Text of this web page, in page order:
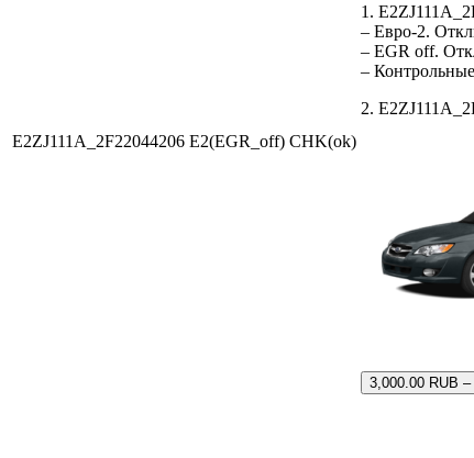
E2ZJ111A_2F22044206 E2(EGR_off) CHK(ok)
1.
– Евро-2.
– EGR off.
–
2.
3,000.00 RUB –